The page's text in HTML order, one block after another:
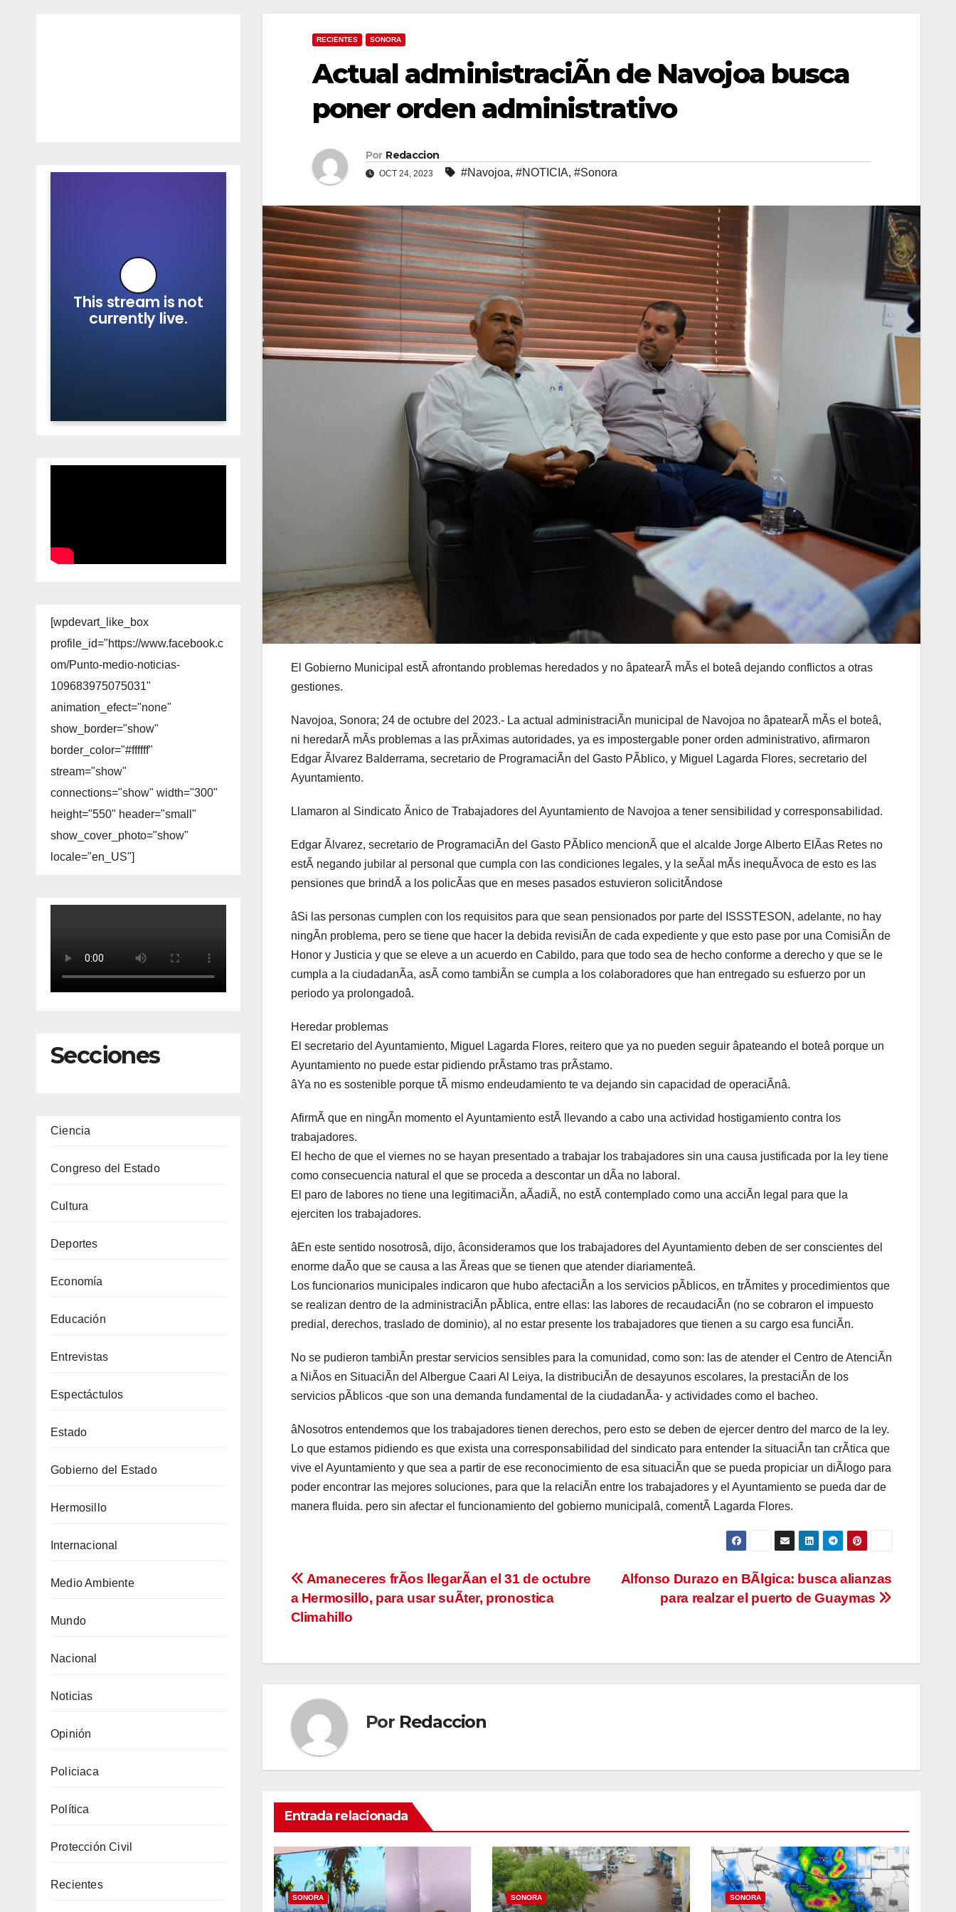
[wpdevart_like_box
profile_id="https://www.facebook.c
om/Punto-medio-noticias-
109683975075031"
animation_efect="none"
show_border="show"
border_color="#ffffff"
stream="show"
connections="show" width="300"
height="550" header="small"
show_cover_photo="show"
locale="en_US"]
Secciones
Ciencia
Congreso del Estado
Cultura
Deportes
Economía
Educación
Entrevistas
Espectáctulos
Estado
Gobierno del Estado
Hermosillo
Internacional
Medio Ambiente
Mundo
Nacional
Noticias
Opinión
Policiaca
Política
Protección Civil
Recientes
RECIENTES SONORA
Actual administraciÃn de Navojoa busca
poner orden administrativo
Por Redaccion
OCT 24, 2023 #Navojoa, #NOTICIA, #Sonora
El Gobierno Municipal estÃ afrontando problemas heredados y no âpatearÃ mÃs el boteâ dejando conflictos a otras
gestiones.
Navojoa, Sonora; 24 de octubre del 2023.- La actual administraciÃn municipal de Navojoa no âpatearÃ mÃs el boteâ,
ni heredarÃ mÃs problemas a las prÃximas autoridades, ya es impostergable poner orden administrativo, afirmaron
Edgar Ãlvarez Balderrama, secretario de ProgramaciÃn del Gasto PÃblico, y Miguel Lagarda Flores, secretario del
Ayuntamiento.
Llamaron al Sindicato Ãnico de Trabajadores del Ayuntamiento de Navojoa a tener sensibilidad y corresponsabilidad.
Edgar Ãlvarez, secretario de ProgramaciÃn del Gasto PÃblico mencionÃ que el alcalde Jorge Alberto ElÃas Retes no
estÃ negando jubilar al personal que cumpla con las condiciones legales, y la seÃal mÃs inequÃvoca de esto es las
pensiones que brindÃ a los policÃas que en meses pasados estuvieron solicitÃndose
âSi las personas cumplen con los requisitos para que sean pensionados por parte del ISSSTESON, adelante, no hay
ningÃn problema, pero se tiene que hacer la debida revisiÃn de cada expediente y que esto pase por una ComisiÃn de
Honor y Justicia y que se eleve a un acuerdo en Cabildo, para que todo sea de hecho conforme a derecho y que se le
cumpla a la ciudadanÃa, asÃ como tambiÃn se cumpla a los colaboradores que han entregado su esfuerzo por un
periodo ya prolongadoâ.
Heredar problemas
El secretario del Ayuntamiento, Miguel Lagarda Flores, reitero que ya no pueden seguir âpateando el boteâ porque un
Ayuntamiento no puede estar pidiendo prÃstamo tras prÃstamo.
âYa no es sostenible porque tÃ mismo endeudamiento te va dejando sin capacidad de operaciÃnâ.
AfirmÃ que en ningÃn momento el Ayuntamiento estÃ llevando a cabo una actividad hostigamiento contra los
trabajadores.
El hecho de que el viernes no se hayan presentado a trabajar los trabajadores sin una causa justificada por la ley tiene
como consecuencia natural el que se proceda a descontar un dÃa no laboral.
El paro de labores no tiene una legitimaciÃn, aÃadiÃ, no estÃ contemplado como una acciÃn legal para que la
ejerciten los trabajadores.
âEn este sentido nosotrosâ, dijo, âconsideramos que los trabajadores del Ayuntamiento deben de ser conscientes del
enorme daÃo que se causa a las Ãreas que se tienen que atender diariamenteâ.
Los funcionarios municipales indicaron que hubo afectaciÃn a los servicios pÃblicos, en trÃmites y procedimientos que
se realizan dentro de la administraciÃn pÃblica, entre ellas: las labores de recaudaciÃn (no se cobraron el impuesto
predial, derechos, traslado de dominio), al no estar presente los trabajadores que tienen a su cargo esa funciÃn.
No se pudieron tambiÃn prestar servicios sensibles para la comunidad, como son: las de atender el Centro de AtenciÃn
a NiÃos en SituaciÃn del Albergue Caari Al Leiya, la distribuciÃn de desayunos escolares, la prestaciÃn de los
servicios pÃblicos -que son una demanda fundamental de la ciudadanÃa- y actividades como el bacheo.
âNosotros entendemos que los trabajadores tienen derechos, pero esto se deben de ejercer dentro del marco de la ley.
Lo que estamos pidiendo es que exista una corresponsabilidad del sindicato para entender la situaciÃn tan crÃtica que
vive el Ayuntamiento y que sea a partir de ese reconocimiento de esa situaciÃn que se pueda propiciar un diÃlogo para
poder encontrar las mejores soluciones, para que la relaciÃn entre los trabajadores y el Ayuntamiento se pueda dar de
manera fluida. pero sin afectar el funcionamiento del gobierno municipalâ, comentÃ Lagarda Flores.
Navegación
de
Alfonso Durazo en BÃlgica: busca alianzas
para realzar el puerto de Guaymas
Amaneceres frÃos llegarÃan el 31 de octubre
a Hermosillo, para usar suÃter, pronostica
Climahillo
Por Redaccion
Entrada relacionada
SONORA SONORA SONORA